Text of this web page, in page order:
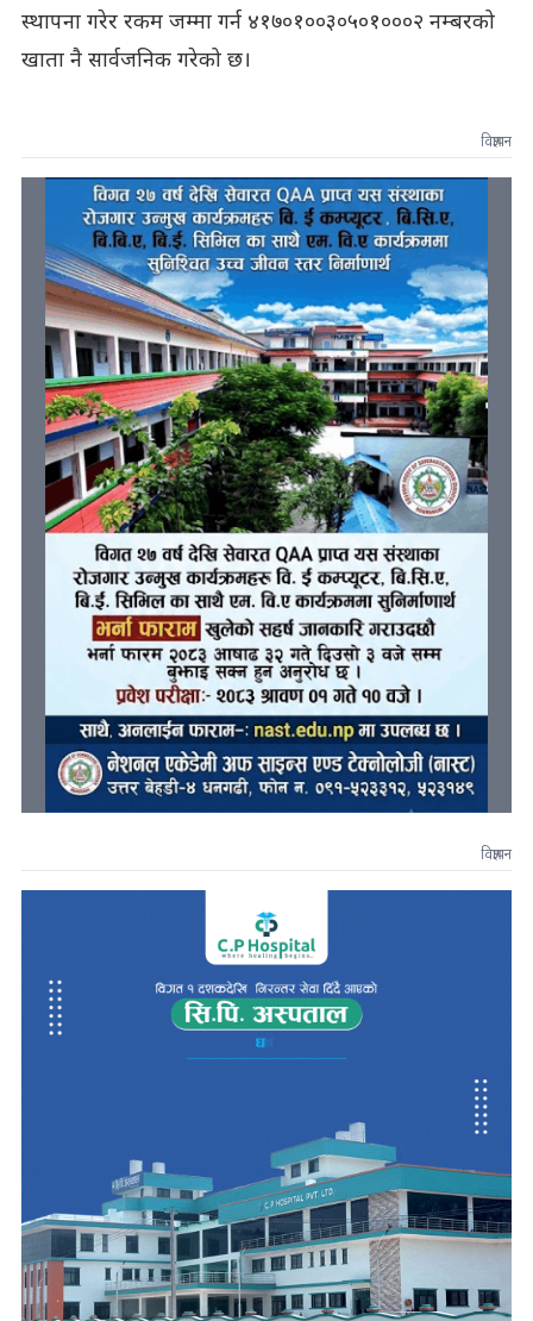
स्थापना गरेर रकम जम्मा गर्न ४१७०१००३०५०१०००२ नम्बरको
खाता नै सार्वजनिक गरेको छ।
विज्ञापन
विज्ञापन